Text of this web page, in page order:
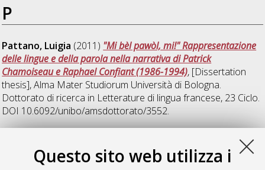
Questo sito web utilizza i
P
Pattano, Luigia (2011) "Mi bèl pawòl, mi!" Rappresentazione
delle lingue e della parola nella narrativa di Patrick
Chamoiseau e Raphael Confiant (1986-1994), [Dissertation
thesis], Alma Mater Studiorum Università di Bologna.
Dottorato di ricerca in Letterature di lingua francese, 23 Ciclo.
DOI 10.6092/unibo/amsdottorato/3552.